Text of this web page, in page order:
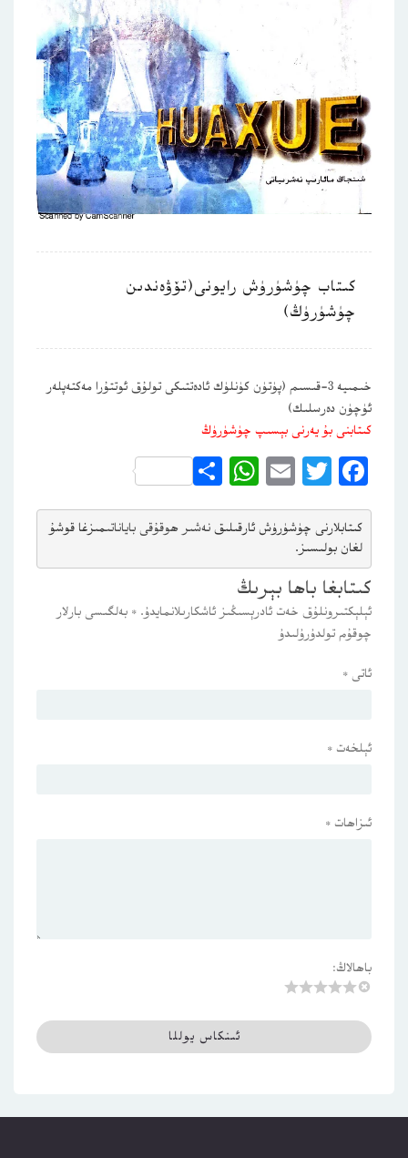
كىتاب چۈشۈرۈش رايونى(تۆۋەندىن
چۈشۈرۈڭ)
خىمىيە 3-قىسىم (پۈتۈن كۈنلۈك ئادەتتىكى تولۇق ئوتتۇرا مەكتەپلەر
ئۈچۈن دەرسلىك)
كىتابنى بۇ يەرنى بېسىپ چۈشۈرۈڭ
Facebook
Twitter
Email
WhatsApp
Share
كىتابلارنى چۈشۈرۈش ئارقىلىق نەشىر ھوقۇقى باياناتىمىزغا قوشۇ
لغان بولىسىز.
كىتابغا باھا بېرىڭ
ئېلېكتىرونلۇق خەت ئادرېسىڭىز ئاشكارىلانمايدۇ. * بەلگىسى بارلار
چوقۇم تولدۇرۇلىدۇ
ئاتى *
ئېلخەت *
ئىزاھات *
باھالاڭ: